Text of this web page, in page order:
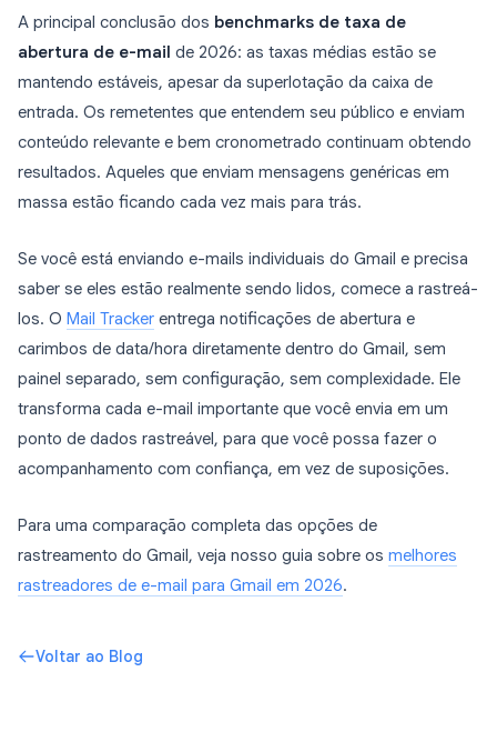
A principal conclusão dos benchmarks de taxa de
abertura de e-mail de 2026: as taxas médias estão se
mantendo estáveis, apesar da superlotação da caixa de
entrada. Os remetentes que entendem seu público e enviam
conteúdo relevante e bem cronometrado continuam obtendo
resultados. Aqueles que enviam mensagens genéricas em
massa estão ficando cada vez mais para trás.
Se você está enviando e-mails individuais do Gmail e precisa
saber se eles estão realmente sendo lidos, comece a rastreá-
los. O Mail Tracker entrega notificações de abertura e
carimbos de data/hora diretamente dentro do Gmail, sem
painel separado, sem configuração, sem complexidade. Ele
transforma cada e-mail importante que você envia em um
ponto de dados rastreável, para que você possa fazer o
acompanhamento com confiança, em vez de suposições.
Para uma comparação completa das opções de
rastreamento do Gmail, veja nosso guia sobre os melhores
rastreadores de e-mail para Gmail em 2026.
Voltar ao Blog